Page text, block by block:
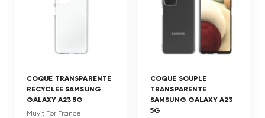
COQUE TRANSPARENTE
RECYCLEE SAMSUNG
GALAXY A23 5G
Muvit For France
COQUE SOUPLE
TRANSPARENTE
SAMSUNG GALAXY A23
5G